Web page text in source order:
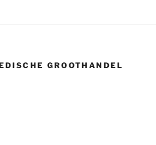
GROOTHANDEL